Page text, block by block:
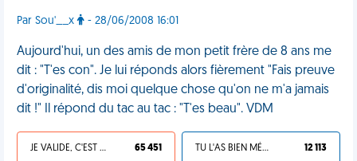
Par Sou'__x - 28/06/2008 16:01
Aujourd'hui, un des amis de mon petit frère de 8 ans me
dit : "T'es con". Je lui réponds alors fièrement "Fais preuve
d'originalité, dis moi quelque chose qu'on ne m'a jamais
dit !" Il répond du tac au tac : "T'es beau". VDM
JE VALIDE, C'EST UNE VDM 65 451 TU L'AS BIEN MÉRITÉ 12 113